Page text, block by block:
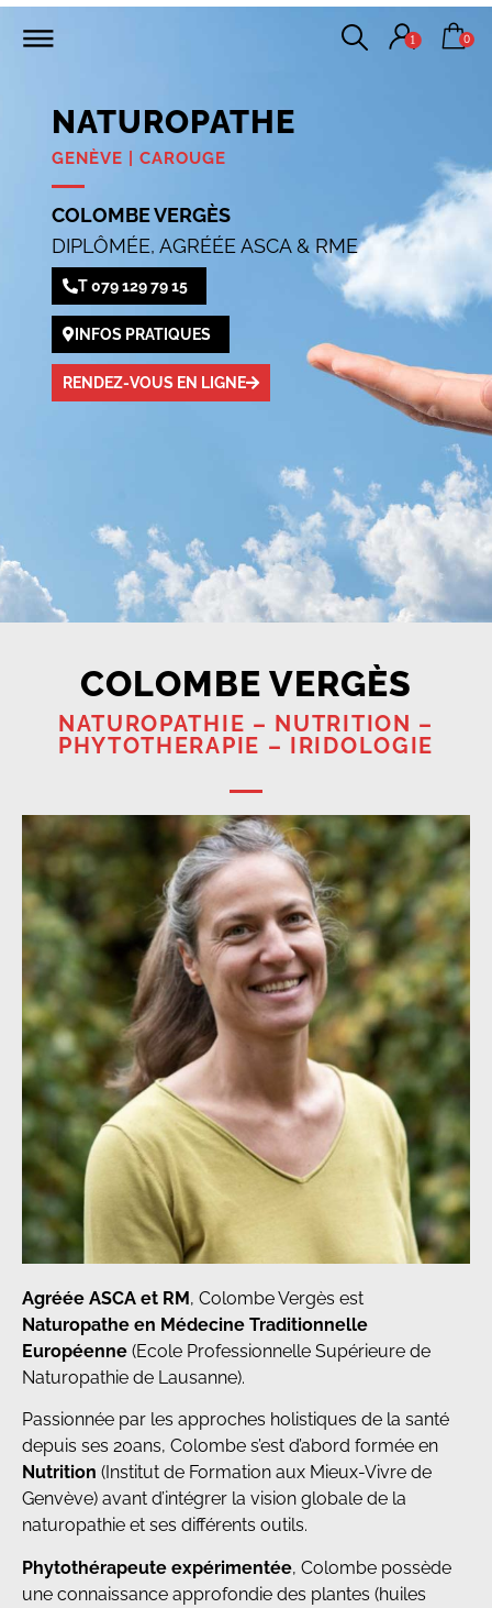
1 0
NATUROPATHE
GENÈVE | CAROUGE
COLOMBE VERGÈS
DIPLÔMÉE, AGRÉÉE ASCA & RME
T 079 129 79 15
INFOS PRATIQUES
RENDEZ-VOUS EN LIGNE
COLOMBE VERGÈS
NATUROPATHIE – NUTRITION –
PHYTOTHERAPIE – IRIDOLOGIE
Agréée ASCA et RM, Colombe Vergès est
Naturopathe en Médecine Traditionnelle
Européenne (Ecole Professionnelle Supérieure de
Naturopathie de Lausanne).
Passionnée par les approches holistiques de la santé
depuis ses 20ans, Colombe s’est d’abord formée en
Nutrition (Institut de Formation aux Mieux-Vivre de
Genvève) avant d’intégrer la vision globale de la
naturopathie et ses différents outils.
Phytothérapeute expérimentée, Colombe possède
une connaissance approfondie des plantes (huiles